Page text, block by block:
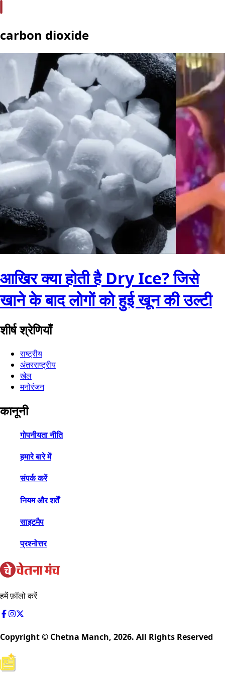
carbon dioxide
आखिर क्या होती है Dry Ice? जिसे
खाने के बाद लोगों को हुई खून की उल्टी
शीर्ष श्रेणियाँ
राष्ट्रीय
अंतरराष्ट्रीय
खेल
मनोरंजन
कानूनी
गोपनीयता नीति
हमारे बारे में
संपर्क करें
नियम और शर्तें
साइटमैप
प्रश्नोत्तर
हमें फ़ॉलो करें
Copyright © Chetna Manch, 2026. All Rights Reserved